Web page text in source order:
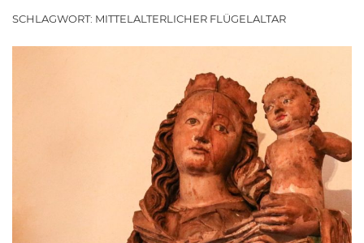
SCHLAGWORT: MITTELALTERLICHER FLÜGELALTAR